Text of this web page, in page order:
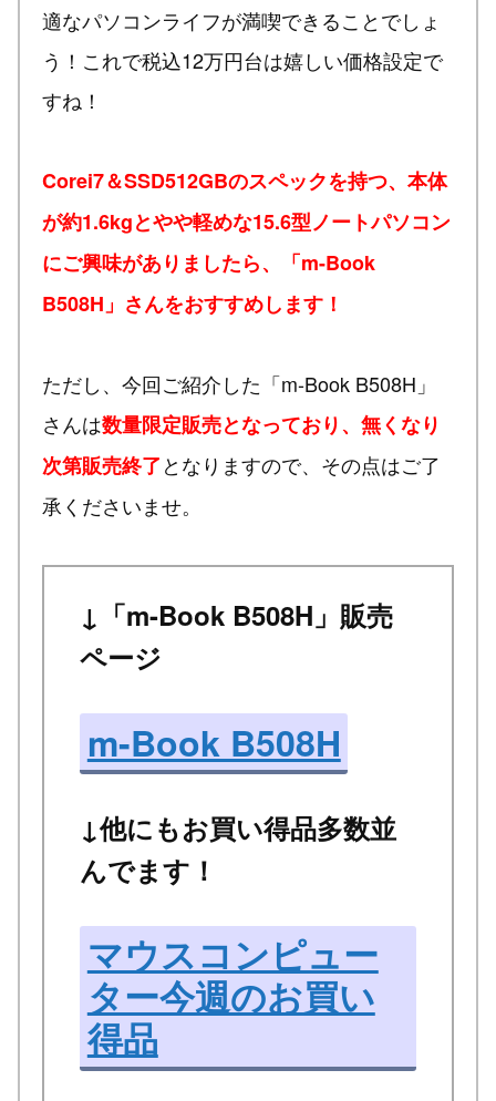
適なパソコンライフが満喫できることでしょ
う！これで税込12万円台は嬉しい価格設定で
すね！
Corei7＆SSD512GBのスペックを持つ、本体
が約1.6kgとやや軽めな15.6型ノートパソコン
にご興味がありましたら、「m-Book
B508H」さんをおすすめします！
ただし、今回ご紹介した「m-Book B508H」
さんは数量限定販売となっており、無くなり
次第販売終了となりますので、その点はご了
承くださいませ。
↓「m-Book B508H」販売
ページ
m-Book B508H
↓他にもお買い得品多数並
んでます！
マウスコンピュー
ター今週のお買い
得品